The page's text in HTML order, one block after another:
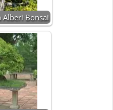
Alberi Bonsai